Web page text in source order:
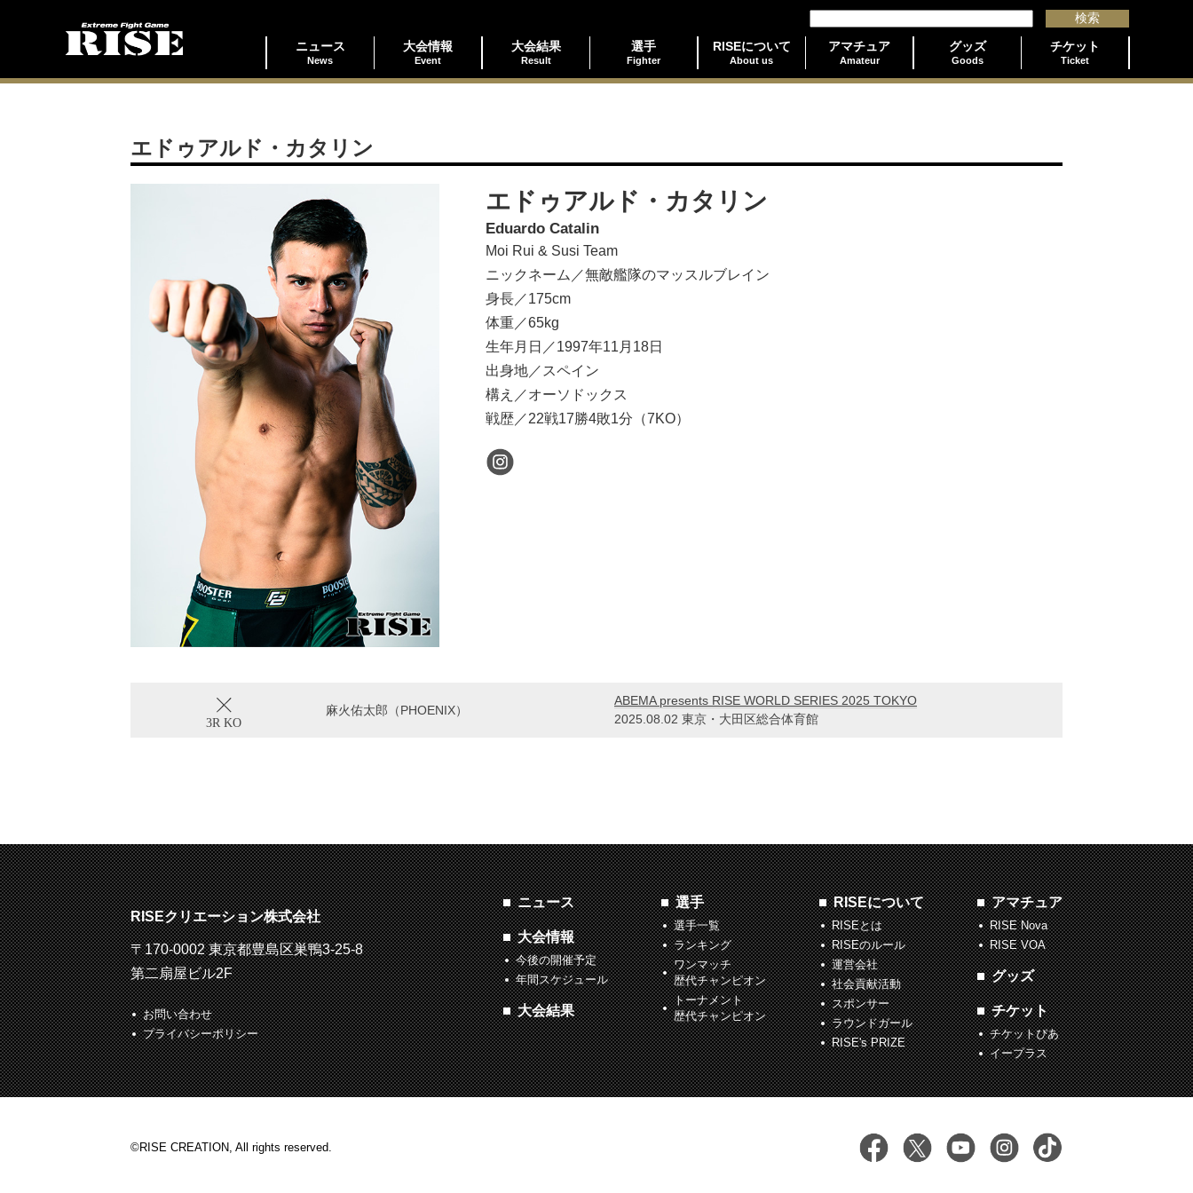
ニュース
News
大会情報
Event
大会結果
Result
選手
Fighter
RISEについて
About us
アマチュア
Amateur
グッズ
Goods
チケット
Ticket
エドゥアルド・カタリン
エドゥアルド・カタリン
Eduardo Catalin
Moi Rui & Susi Team
ニックネーム／無敵艦隊のマッスルブレイン
身長／175cm
体重／65kg
生年月日／1997年11月18日
出身地／スペイン
構え／オーソドックス
戦歴／22戦17勝4敗1分（7KO）
3R KO
麻火佑太郎（PHOENIX）
ABEMA presents RISE WORLD SERIES 2025 TOKYO
2025.08.02 東京・大田区総合体育館
RISEクリエーション株式会社
〒170-0002 東京都豊島区巣鴨3-25-8
第二扇屋ビル2F
お問い合わせ
プライバシーポリシー
ニュース
大会情報
今後の開催予定
年間スケジュール
大会結果
選手
選手一覧
ランキング
ワンマッチ
歴代チャンピオン
トーナメント
歴代チャンピオン
RISEについて
RISEとは
RISEのルール
運営会社
社会貢献活動
スポンサー
ラウンドガール
RISE's PRIZE
アマチュア
RISE Nova
RISE VOA
グッズ
チケット
チケットぴあ
イープラス
©RISE CREATION, All rights reserved.